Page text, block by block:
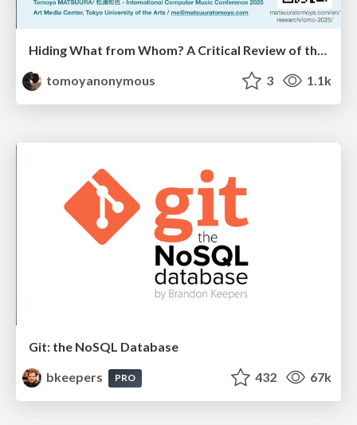
Hiding What from Whom? A Critical Review of the History of Programming languages for Music
tomoyanonymous
3 1.1k
Git: the NoSQL Database
bkeepers
PRO 432 67k